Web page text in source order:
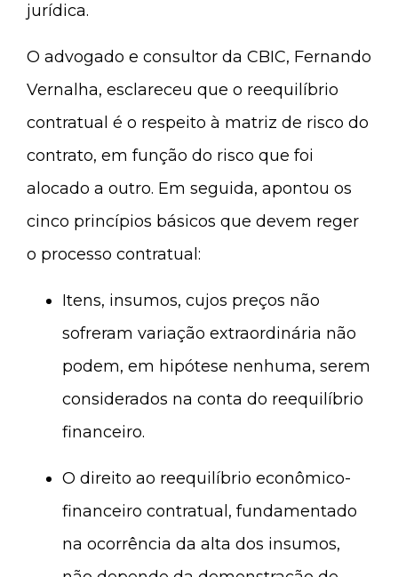
jurídica.
O advogado e consultor da CBIC, Fernando
Vernalha, esclareceu que o reequilíbrio
contratual é o respeito à matriz de risco do
contrato, em função do risco que foi
alocado a outro. Em seguida, apontou os
cinco princípios básicos que devem reger
o processo contratual:
Itens, insumos, cujos preços não
sofreram variação extraordinária não
podem, em hipótese nenhuma, serem
considerados na conta do reequilíbrio
financeiro.
O direito ao reequilíbrio econômico-
financeiro contratual, fundamentado
na ocorrência da alta dos insumos,